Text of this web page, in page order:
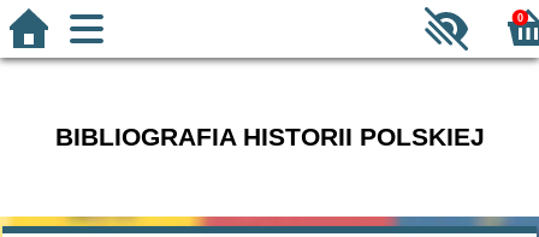
0
BIBLIOGRAFIA HISTORII POLSKIEJ